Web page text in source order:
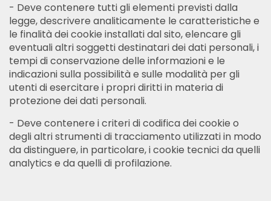
- Deve contenere tutti gli elementi previsti dalla
legge, descrivere analiticamente le caratteristiche e
le finalità dei cookie installati dal sito, elencare gli
eventuali altri soggetti destinatari dei dati personali, i
tempi di conservazione delle informazioni e le
indicazioni sulla possibilità e sulle modalità per gli
utenti di esercitare i propri diritti in materia di
protezione dei dati personali.
- Deve contenere i criteri di codifica dei cookie o
degli altri strumenti di tracciamento utilizzati in modo
da distinguere, in particolare, i cookie tecnici da quelli
analytics e da quelli di profilazione.